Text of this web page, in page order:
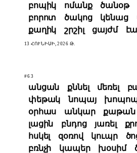
բոպիկ
ոմանք ծանօթ
բորոտ
ծակոց կենաց
քաղիկ
շրշիլ ցայժմ
13 ՀՈՒՆԻՍԻ, 2026 Թ.
#63
անցան քննել մեռել
փեթակ
նոպայ
օրհաս
անկար քաթան
լացին
բնդոց յառել
հսկել
զօռով կուպր
բռնչի
կապեր խօսիմ